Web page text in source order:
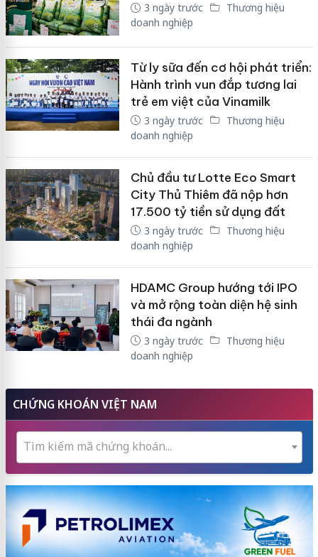
3 ngày trước
Thương hiệu
doanh nghiệp
Từ ly sữa đến cơ hội phát triển:
Hành trình vun đắp tương lai
trẻ em việt của Vinamilk
3 ngày trước
Thương hiệu
doanh nghiệp
Chủ đầu tư Lotte Eco Smart
City Thủ Thiêm đã nộp hơn
17.500 tỷ tiền sử dụng đất
3 ngày trước
Thương hiệu
doanh nghiệp
HDAMC Group hướng tới IPO
và mở rộng toàn diện hệ sinh
thái đa ngành
3 ngày trước
Thương hiệu
doanh nghiệp
CHỨNG KHOÁN VIỆT NAM
Tìm kiếm mã chứng khoán...